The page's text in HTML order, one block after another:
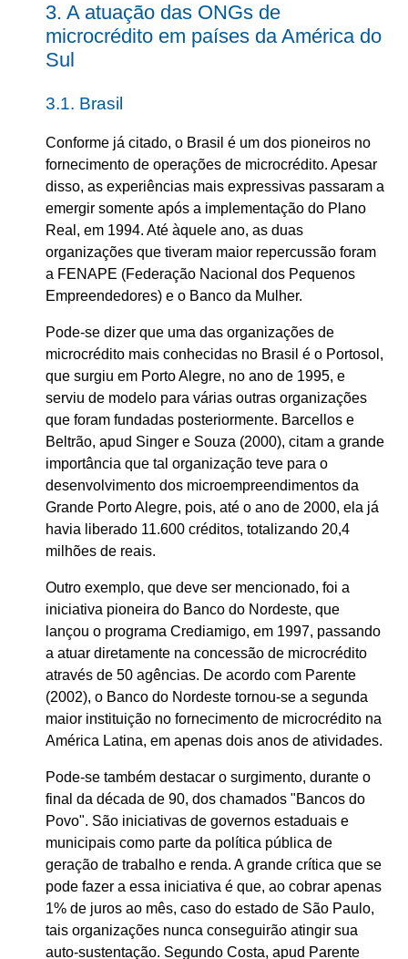
3. A atuação das ONGs de
microcrédito em países da América do
Sul
3.1. Brasil
Conforme já citado, o Brasil é um dos pioneiros no
fornecimento de operações de microcrédito. Apesar
disso, as experiências mais expressivas passaram a
emergir somente após a implementação do Plano
Real, em 1994. Até àquele ano, as duas
organizações que tiveram maior repercussão foram
a FENAPE (Federação Nacional dos Pequenos
Empreendedores) e o Banco da Mulher.
Pode-se dizer que uma das organizações de
microcrédito mais conhecidas no Brasil é o Portosol,
que surgiu em Porto Alegre, no ano de 1995, e
serviu de modelo para várias outras organizações
que foram fundadas posteriormente. Barcellos e
Beltrão, apud Singer e Souza (2000), citam a grande
importância que tal organização teve para o
desenvolvimento dos microempreendimentos da
Grande Porto Alegre, pois, até o ano de 2000, ela já
havia liberado 11.600 créditos, totalizando 20,4
milhões de reais.
Outro exemplo, que deve ser mencionado, foi a
iniciativa pioneira do Banco do Nordeste, que
lançou o programa Crediamigo, em 1997, passando
a atuar diretamente na concessão de microcrédito
através de 50 agências. De acordo com Parente
(2002), o Banco do Nordeste tornou-se a segunda
maior instituição no fornecimento de microcrédito na
América Latina, em apenas dois anos de atividades.
Pode-se também destacar o surgimento, durante o
final da década de 90, dos chamados "Bancos do
Povo". São iniciativas de governos estaduais e
municipais como parte da política pública de
geração de trabalho e renda. A grande crítica que se
pode fazer a essa iniciativa é que, ao cobrar apenas
1% de juros ao mês, caso do estado de São Paulo,
tais organizações nunca conseguirão atingir sua
auto-sustentação. Segundo Costa, apud Parente